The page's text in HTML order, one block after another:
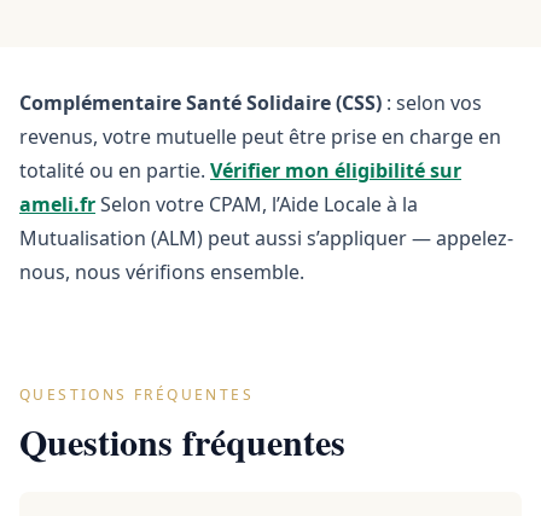
Complémentaire Santé Solidaire (CSS) : selon vos
revenus, votre mutuelle peut être prise en charge en
totalité ou en partie. Vérifier mon éligibilité sur
ameli.frSelon votre CPAM, l’Aide Locale à la
Mutualisation (ALM) peut aussi s’appliquer — appelez-
nous, nous vérifions ensemble.
QUESTIONS FRÉQUENTES
Questions fréquentes